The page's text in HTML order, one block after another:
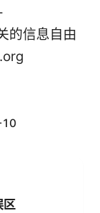
的信息自由
区